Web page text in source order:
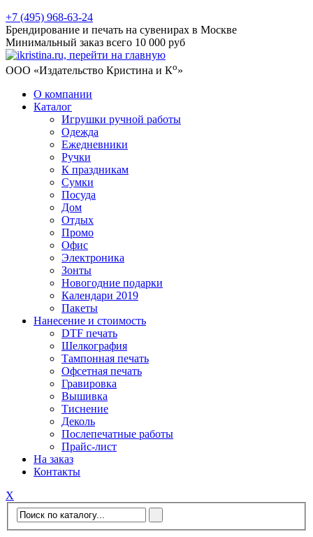
+7 (495) 968-63-24
Брендирование и печать на сувенирах в Москве
Минимальный заказ всего 10 000 руб
ООО «Издательство Кристина и Ко»
О компании
Каталог
Игрушки ручной работы
Одежда
Ежедневники
Ручки
К праздникам
Сумки
Посуда
Дом
Отдых
Промо
Офис
Электроника
Зонты
Новогодние подарки
Календари 2019
Пакеты
Нанесение и стоимость
DTF печать
Шелкография
Тампонная печать
Офсетная печать
Гравировка
Вышивка
Тиснение
Деколь
Послепечатные работы
Прайс-лист
На заказ
Контакты
Х